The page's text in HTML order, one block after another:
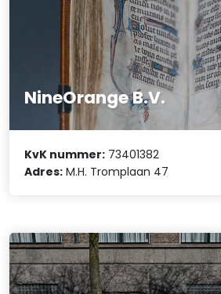
NineOrange B.V.
KvK nummer: 73401382
Adres: M.H. Tromplaan 47